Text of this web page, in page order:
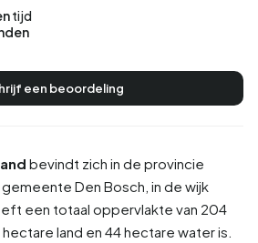
bevindt zich in de provincie
gemeente Den Bosch , in de wijk
een totaal oppervlakte van 204
land en 44 hectare water is.
tijd
een beoordeling